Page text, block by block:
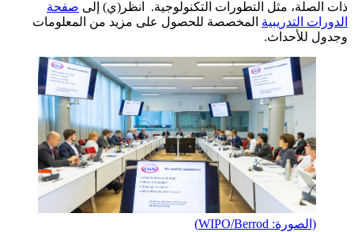
ذات الصلة، مثل التطورات التكنولوجية. انظر(ي) إلى صفحة
الدورات التدريبية المخصصة للحصول على مزيد من المعلومات
وجدول للأحداث.
(الصورة: WIPO/Berrod)